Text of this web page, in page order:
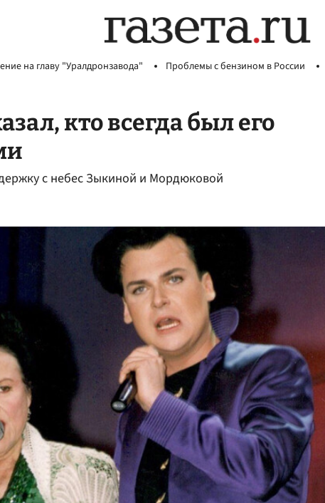
на главу "Уралдронзавода" Проблемы с бензином в России
кто всегда был его
с небес Зыкиной и Мордюковой